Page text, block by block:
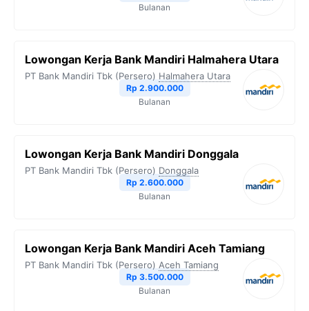
Bulanan
Lowongan Kerja Bank Mandiri Halmahera Utara
PT Bank Mandiri Tbk (Persero) Halmahera Utara
Rp 2.900.000
Bulanan
Lowongan Kerja Bank Mandiri Donggala
PT Bank Mandiri Tbk (Persero) Donggala
Rp 2.600.000
Bulanan
Lowongan Kerja Bank Mandiri Aceh Tamiang
PT Bank Mandiri Tbk (Persero) Aceh Tamiang
Rp 3.500.000
Bulanan